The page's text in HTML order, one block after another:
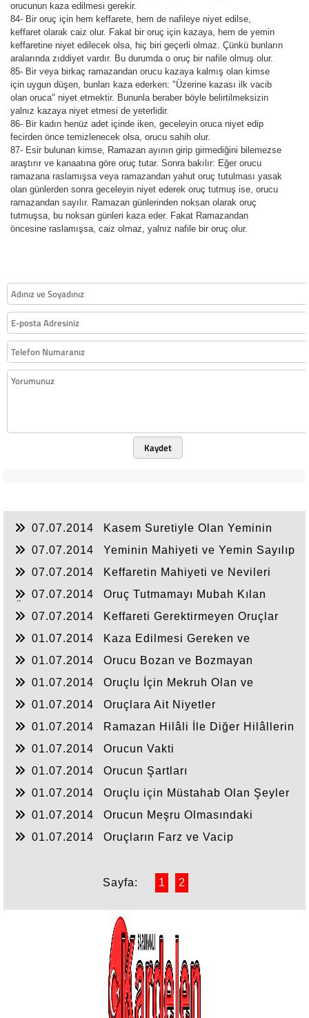
orucunun kaza edilmesi gerekir.
84- Bir oruç için hem keffarete, hem de nafileye niyet edilse,
keffaret olarak caiz olur. Fakat bir oruç için kazaya, hem de yemin
keffaretine niyet edilecek olsa, hiç biri geçerli olmaz. Çünkü bunların
aralarında zıddiyet vardır. Bu durumda o oruç bir nafile olmuş olur.
85- Bir veya birkaç ramazandan orucu kazaya kalmış olan kimse
için uygun düşen, bunları kaza ederken: "Üzerine kazası ilk vacib
olan oruca" niyet etmektir. Bununla beraber böyle belirtilmeksizin
yalnız kazaya niyet etmesi de yeterlidir.
86- Bir kadın henüz adet içinde iken, geceleyin oruca niyet edip
fecirden önce temizlenecek olsa, orucu sahih olur.
87- Esir bulunan kimse, Ramazan ayının girip girmediğini bilemezse
araştırır ve kanaatına göre oruç tutar. Sonra bakılır: Eğer orucu
ramazana raslamışsa veya ramazandan yahut oruç tutulması yasak
olan günlerden sonra geceleyin niyet ederek oruç tutmuş ise, orucu
ramazandan sayılır. Ramazan günlerinden noksan olarak oruç
tutmuşsa, bu noksan günleri kaza eder. Fakat Ramazandan
öncesine raslamışsa, caiz olmaz, yalnız nafile bir oruç olur.
Kaydet
07.07.2014
Kasem Suretiyle Olan Yeminin
07.07.2014
Yeminin Mahiyeti ve Yemin Sayılıp
07.07.2014
Keffaretin Mahiyeti ve Nevileri
07.07.2014
Oruç Tutmamayı Mubah Kılan
07.07.2014
Keffareti Gerektirmeyen Oruçlar
01.07.2014
Kaza Edilmesi Gereken ve
01.07.2014
Orucu Bozan ve Bozmayan
01.07.2014
Oruçlu İçin Mekruh Olan ve
01.07.2014
Oruçlara Ait Niyetler
01.07.2014
Ramazan Hilâli İle Diğer Hilâllerin
01.07.2014
Orucun Vakti
01.07.2014
Orucun Şartları
01.07.2014
Oruçlu için Müstahab Olan Şeyler
01.07.2014
Orucun Meşru Olmasındaki
01.07.2014
Oruçların Farz ve Vacip
Sayfa: 1 2